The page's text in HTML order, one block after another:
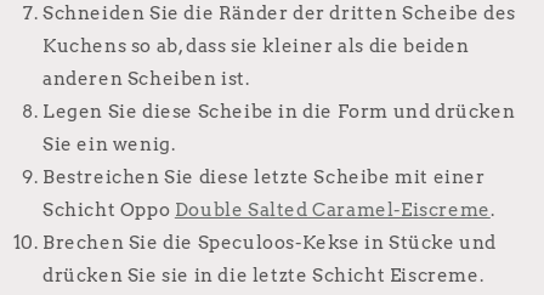
Schneiden Sie die Ränder der dritten Scheibe des
Kuchens so ab, dass sie kleiner als die beiden
anderen Scheiben ist.
Legen Sie diese Scheibe in die Form und drücken
Sie ein wenig.
Bestreichen Sie diese letzte Scheibe mit einer
Schicht Oppo Double Salted Caramel-Eiscreme.
Brechen Sie die Speculoos-Kekse in Stücke und
drücken Sie sie in die letzte Schicht Eiscreme.